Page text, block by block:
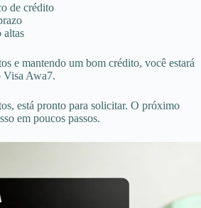
de crédito
altas
e mantendo um bom crédito, você estará
Visa Awa7.
está pronto para solicitar. O próximo
em poucos passos.